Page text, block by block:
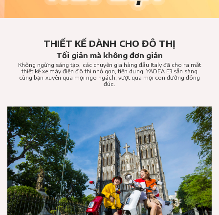
THIẾT KẾ DÀNH CHO ĐÔ THỊ
Tối giản mà không đơn giản
Không ngừng sáng tạo, các chuyên gia hàng đầu Italy đã cho ra mắt
thiết kế xe máy điện đô thị nhỏ gọn, tiện dụng. YADEA E3 sẵn sàng
cùng bạn xuyên qua mọi ngõ ngách, vượt qua mọi con đường đông
đúc.